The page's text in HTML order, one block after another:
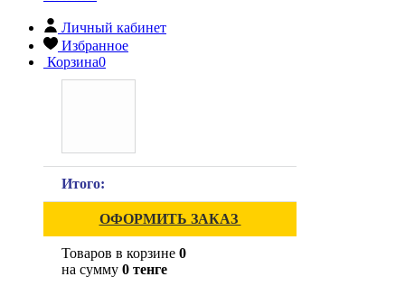
Личный кабинет
Избранное
Корзина0
Итого:
ОФОРМИТЬ ЗАКАЗ
Товаров в корзине 0
на сумму 0 тенге